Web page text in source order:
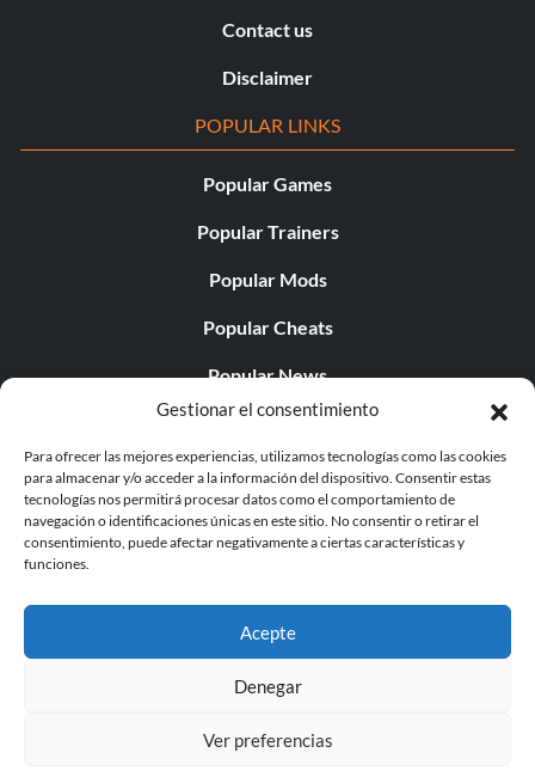
Gestionar el consentimiento
Para ofrecer las mejores experiencias, utilizamos tecnologías como las cookies
para almacenar y/o acceder a la información del dispositivo. Consentir estas
tecnologías nos permitirá procesar datos como el comportamiento de
navegación o identificaciones únicas en este sitio. No consentir o retirar el
consentimiento, puede afectar negativamente a ciertas características y
funciones.
Acepte
Denegar
Ver preferencias
Contact us
Disclaimer
POPULAR LINKS
Popular Games
Popular Trainers
Popular Mods
Popular Cheats
Popular News
Popular Editorials
Popular Free Games
LATEST UPDATES
© 1998 - 2026 MegaGames.com All rights reserved